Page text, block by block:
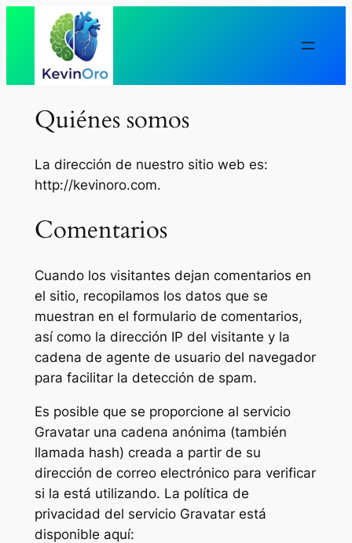
contenido
Quiénes somos
La dirección de nuestro sitio web es:
http://kevinoro.com.
Comentarios
Cuando los visitantes dejan comentarios en
el sitio, recopilamos los datos que se
muestran en el formulario de comentarios,
así como la dirección IP del visitante y la
cadena de agente de usuario del navegador
para facilitar la detección de spam.
Es posible que se proporcione al servicio
Gravatar una cadena anónima (también
llamada hash) creada a partir de su
dirección de correo electrónico para verificar
si la está utilizando. La política de
privacidad del servicio Gravatar está
disponible aquí: